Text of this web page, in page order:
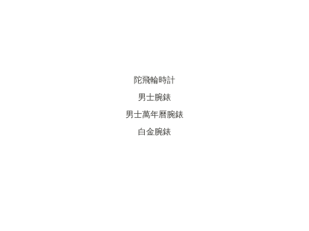
陀飛輪時計
男士腕錶
男士萬年曆腕錶
白金腕錶